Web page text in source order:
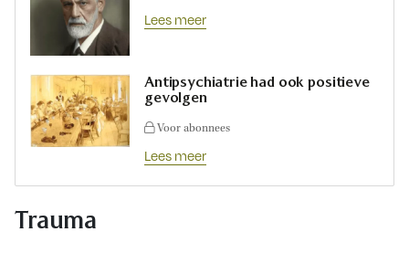
Lees meer
Antipsychiatrie had ook positieve
gevolgen
Voor abonnees
Lees meer
Trauma